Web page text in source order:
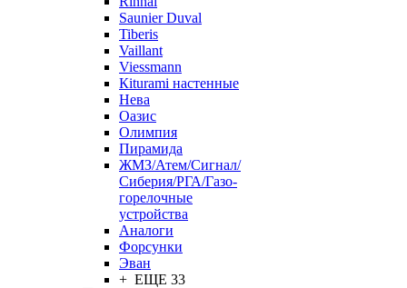
Saunier Duval
Tiberis
Vaillant
Viessmann
Кiturami настенные
Нева
Оазис
Олимпия
Пирамида
ЖМЗ/Атем/Сигнал/
Сиберия/РГА/Газо-
горелочные
устройства
Aналоги
Форсунки
Эван
+ ЕЩЕ 33